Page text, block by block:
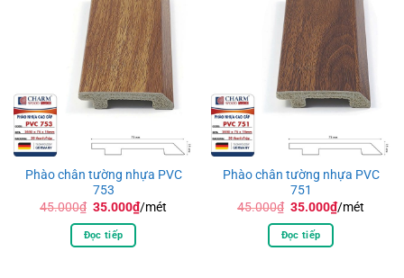
Phào chân tường nhựa PVC
753
45.000₫ Giá
là:
45.000₫.
35.000₫Giá
hiện
/mét
Đọc tiếp
Phào chân tường nhựa PVC
751
45.000₫ Giá
là:
45.000₫.
35.000₫Giá
hiện
/mét
Đọc tiếp